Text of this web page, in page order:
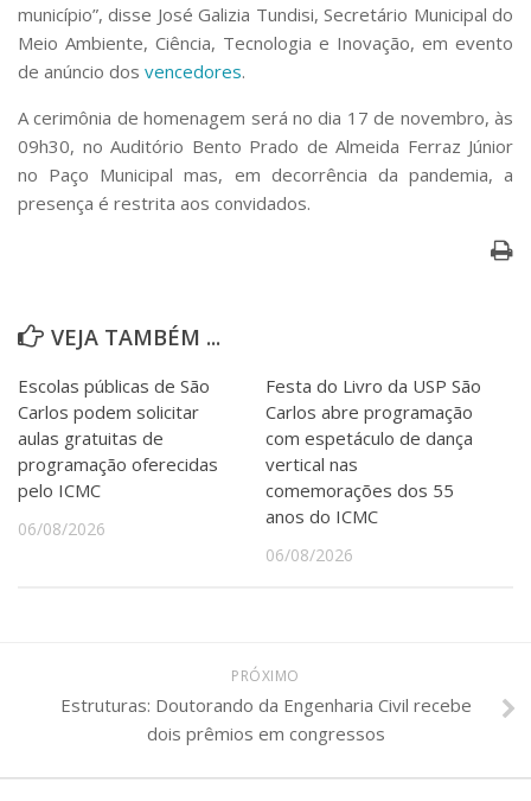
Aplicativos e Sites
Jornal da USP
Agenda de Eventos
município”, disse José Galizia Tundisi, Secretário Municipal do
Meio Ambiente, Ciência, Tecnologia e Inovação, em evento
de anúncio dos vencedores.
A cerimônia de homenagem será no dia 17 de novembro, às
09h30, no Auditório Bento Prado de Almeida Ferraz Júnior
no Paço Municipal mas, em decorrência da pandemia, a
presença é restrita aos convidados.
VEJA TAMBÉM ...
Escolas públicas de São
Carlos podem solicitar
aulas gratuitas de
programação oferecidas
pelo ICMC
06/08/2026
Festa do Livro da USP São
Carlos abre programação
com espetáculo de dança
vertical nas
comemorações dos 55
anos do ICMC
06/08/2026
PRÓXIMO
Estruturas: Doutorando da Engenharia Civil recebe
dois prêmios em congressos